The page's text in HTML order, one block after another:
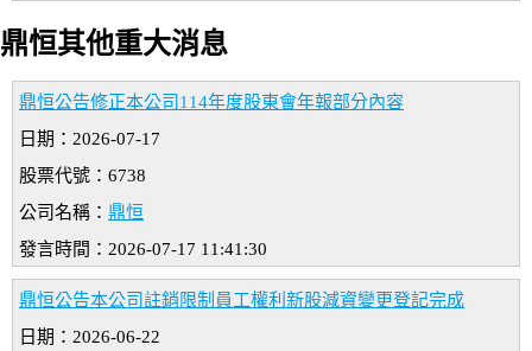
鼎恒其他重大消息
鼎恒公告修正本公司114年度股東會年報部分內容
日期：2026-07-17
股票代號：6738
公司名稱： 鼎恒
發言時間：2026-07-17 11:41:30
鼎恒公告本公司註銷限制員工權利新股減資變更登記完成
日期：2026-06-22